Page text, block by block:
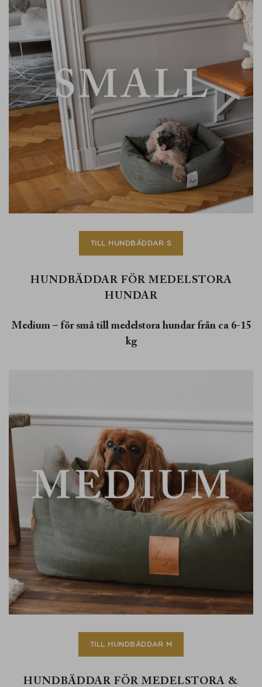
TILL HUNDBÄDDAR S
HUNDBÄDDAR FÖR MEDELSTORA
HUNDAR
Medium – för små till medelstora hundar från ca 6-15
kg
TILL HUNDBÄDDAR M
HUNDBÄDDAR FÖR MEDELSTORA &